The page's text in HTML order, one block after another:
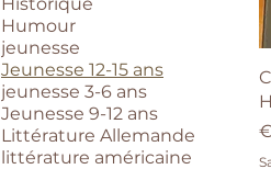
Humour
jeunesse
Jeunesse 12-15 ans
jeunesse 3-6 ans
Jeunesse 9-12 ans
Littérature Allemande
littérature américaine